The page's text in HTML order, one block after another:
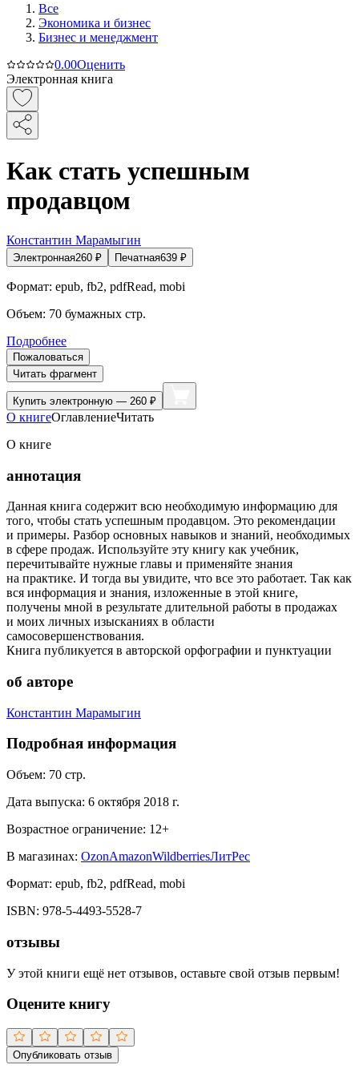
Все
Экономика и бизнес
Бизнес и менеджмент
0.00Оценить
Электронная книга
Как стать успешным
продавцом
Константин Марамыгин
Электронная260 ₽ Печатная639 ₽
Формат: epub, fb2, pdfRead, mobi
Объем: 70 бумажных стр.
Подробнее
Пожаловаться
Читать фрагмент
Купить электронную — 260 ₽
О книгеОглавлениеЧитать
О книге
аннотация
Данная книга содержит всю необходимую информацию для
того, чтобы стать успешным продавцом. Это рекомендации
и примеры. Разбор основных навыков и знаний, необходимых
в сфере продаж. Используйте эту книгу как учебник,
перечитывайте нужные главы и применяйте знания
на практике. И тогда вы увидите, что все это работает. Так как
вся информация и знания, изложенные в этой книге,
получены мной в результате длительной работы в продажах
и моих личных изысканиях в области
самосовершенствования.
Книга публикуется в авторской орфографии и пунктуации
об авторе
Константин Марамыгин
Подробная информация
Объем: 70 стр.
Дата выпуска: 6 октября 2018 г.
Возрастное ограничение: 12+
В магазинах: OzonAmazonWildberriesЛитРес
Формат: epub, fb2, pdfRead, mobi
ISBN: 978-5-4493-5528-7
отзывы
У этой книги ещё нет отзывов, оставьте свой отзыв первым!
Оцените книгу
Опубликовать отзыв